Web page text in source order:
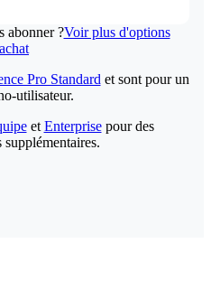
abonner ?Voir plus d'options
Pro Standard et sont pour un
utilisateur.
et Enterprisepour des